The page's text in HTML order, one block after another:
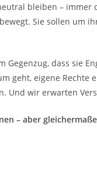
bleiben –
Sie sollen um
dass sie
geht, eigene
Und wir erwarten
– aber